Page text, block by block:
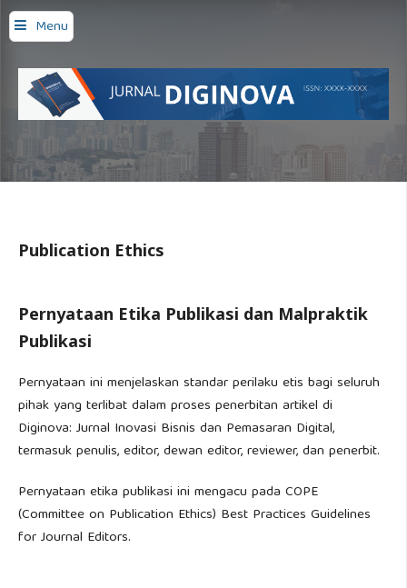
Menu
Publication Ethics
Pernyataan Etika Publikasi dan Malpraktik
Publikasi
Pernyataan ini menjelaskan standar perilaku etis bagi seluruh
pihak yang terlibat dalam proses penerbitan artikel di
Diginova: Jurnal Inovasi Bisnis dan Pemasaran Digital,
termasuk penulis, editor, dewan editor, reviewer, dan penerbit.
Pernyataan etika publikasi ini mengacu pada COPE
(Committee on Publication Ethics) Best Practices Guidelines
for Journal Editors.